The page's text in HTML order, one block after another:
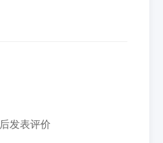
后发表评价